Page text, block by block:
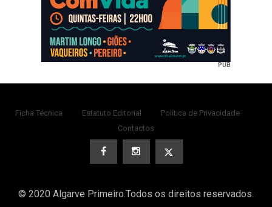
PUB
Ficha Técnica Estatuto Editorial
Política de Privacidade
Contactos
© 2020 Algarve Primeiro.Todos os direitos reservados.